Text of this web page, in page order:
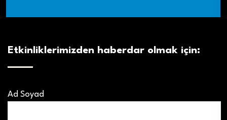
Etkinliklerimizden haberdar olmak için:
Ad Soyad